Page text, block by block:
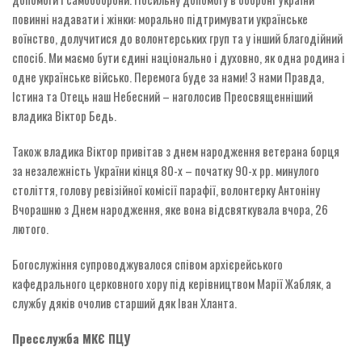
повинні надавати і жінки: морально підтримувати українське
воїнство, долучитися до волонтерських груп та у інший благодійний
спосіб. Ми маємо бути єдині національно і духовно, як одна родина і
одне українське військо. Перемога буде за нами! З нами Правда,
Істина та Отець наш Небесний – наголосив Преосвященніший
владика Віктор Бедь.
Також владика Віктор привітав з днем народження ветерана борця
за незалежність України кінця 80-х – початку 90-х рр. минулого
століття, голову ревізійної комісії парафії, волонтерку Антоніну
Вчорашню з Днем народження, яке вона відсвяткувала вчора, 26
лютого.
Богослужіння супроводжувалося співом архієрейського
кафедрального церковного хору під керівництвом Марії Жабляк, а
службу дяків очолив старший дяк Іван Хланта.
Пресслужба МКЄ ПЦУ